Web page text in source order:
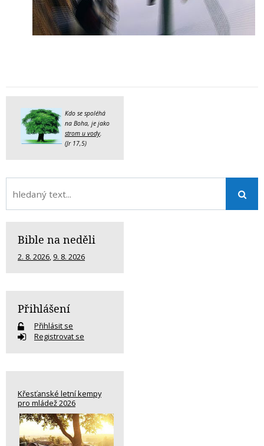
Kdo se spoléhá
na Boha, je jako
strom u vody.
(Jr 17,5)
Bible na neděli
2. 8. 2026, 9. 8. 2026
Přihlášení
Přihlásit se
Registrovat se
Křesťanské letní kempy
pro mládež 2026